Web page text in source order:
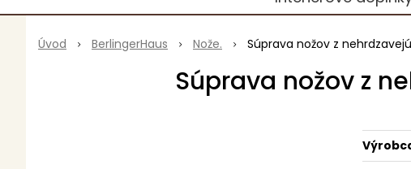
Úvod BerlingerHaus Nože. Súprava nožov z
Súprava nožov z